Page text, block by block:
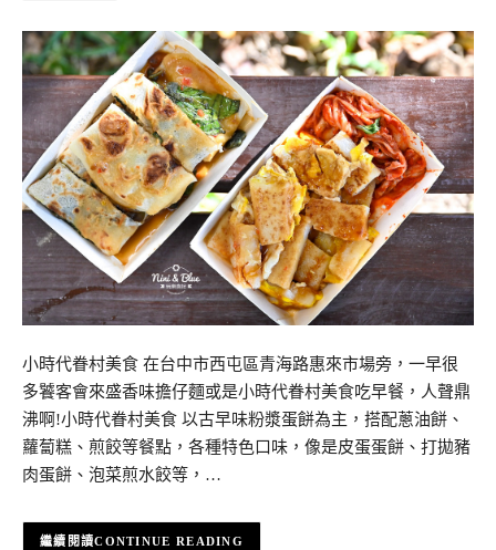
小時代眷村美食 在台中市西屯區青海路惠來市場旁，一早很
多饕客會來盛香味擔仔麵或是小時代眷村美食吃早餐，人聲鼎
沸啊!小時代眷村美食 以古早味粉漿蛋餅為主，搭配蔥油餅、
蘿蔔糕、煎餃等餐點，各種特色口味，像是皮蛋蛋餅、打拋豬
肉蛋餅、泡菜煎水餃等，…
CONTINUE READING